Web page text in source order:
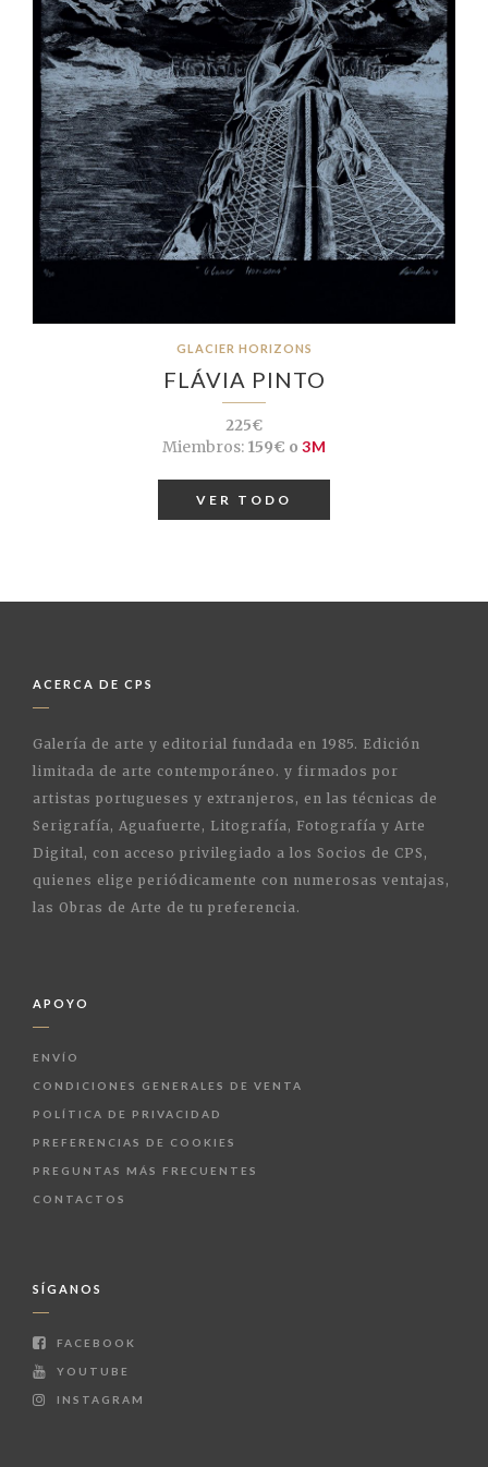
GLACIER HORIZONS
FLÁVIA PINTO
225€
Miembros:159€ o 3M
VER TODO
ACERCA DE CPS
Galería de arte y editorial fundada en 1985. Edición
limitada de arte contemporáneo. y firmados por
artistas portugueses y extranjeros, en las técnicas de
Serigrafía, Aguafuerte, Litografía, Fotografía y Arte
Digital, con acceso privilegiado a los Socios de CPS,
quienes elige periódicamente con numerosas ventajas,
las Obras de Arte de tu preferencia.
APOYO
ENVÍO
CONDICIONES GENERALES DE VENTA
POLÍTICA DE PRIVACIDAD
PREFERENCIAS DE COOKIES
PREGUNTAS MÁS FRECUENTES
CONTACTOS
SÍGANOS
FACEBOOK
YOUTUBE
INSTAGRAM